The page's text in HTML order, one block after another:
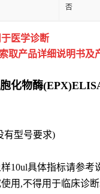
否
医学诊断
取产品详细说明书及
化物酶
有型号要求)
10ul具体指标请参考
用,不得用于临床诊